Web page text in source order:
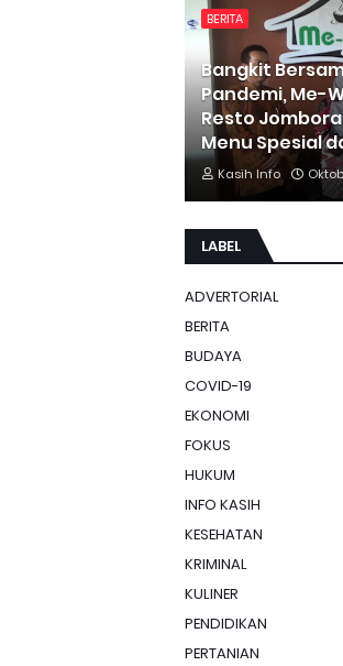
BERITA
Bangkit
Pandemi, Me-
Resto
Menu Spesial
Kasih Info
LABEL
ADVERTORIAL
BERITA
BUDAYA
COVID-19
EKONOMI
FOKUS
HUKUM
INFO KASIH
KESEHATAN
KRIMINAL
KULINER
PENDIDIKAN
PERTANIAN